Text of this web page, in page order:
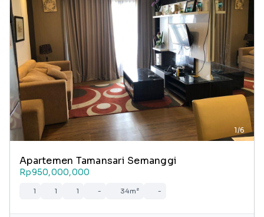
1/6
Apartemen Tamansari Semanggi
Rp950,000,000
1 1 1 - 34m² -